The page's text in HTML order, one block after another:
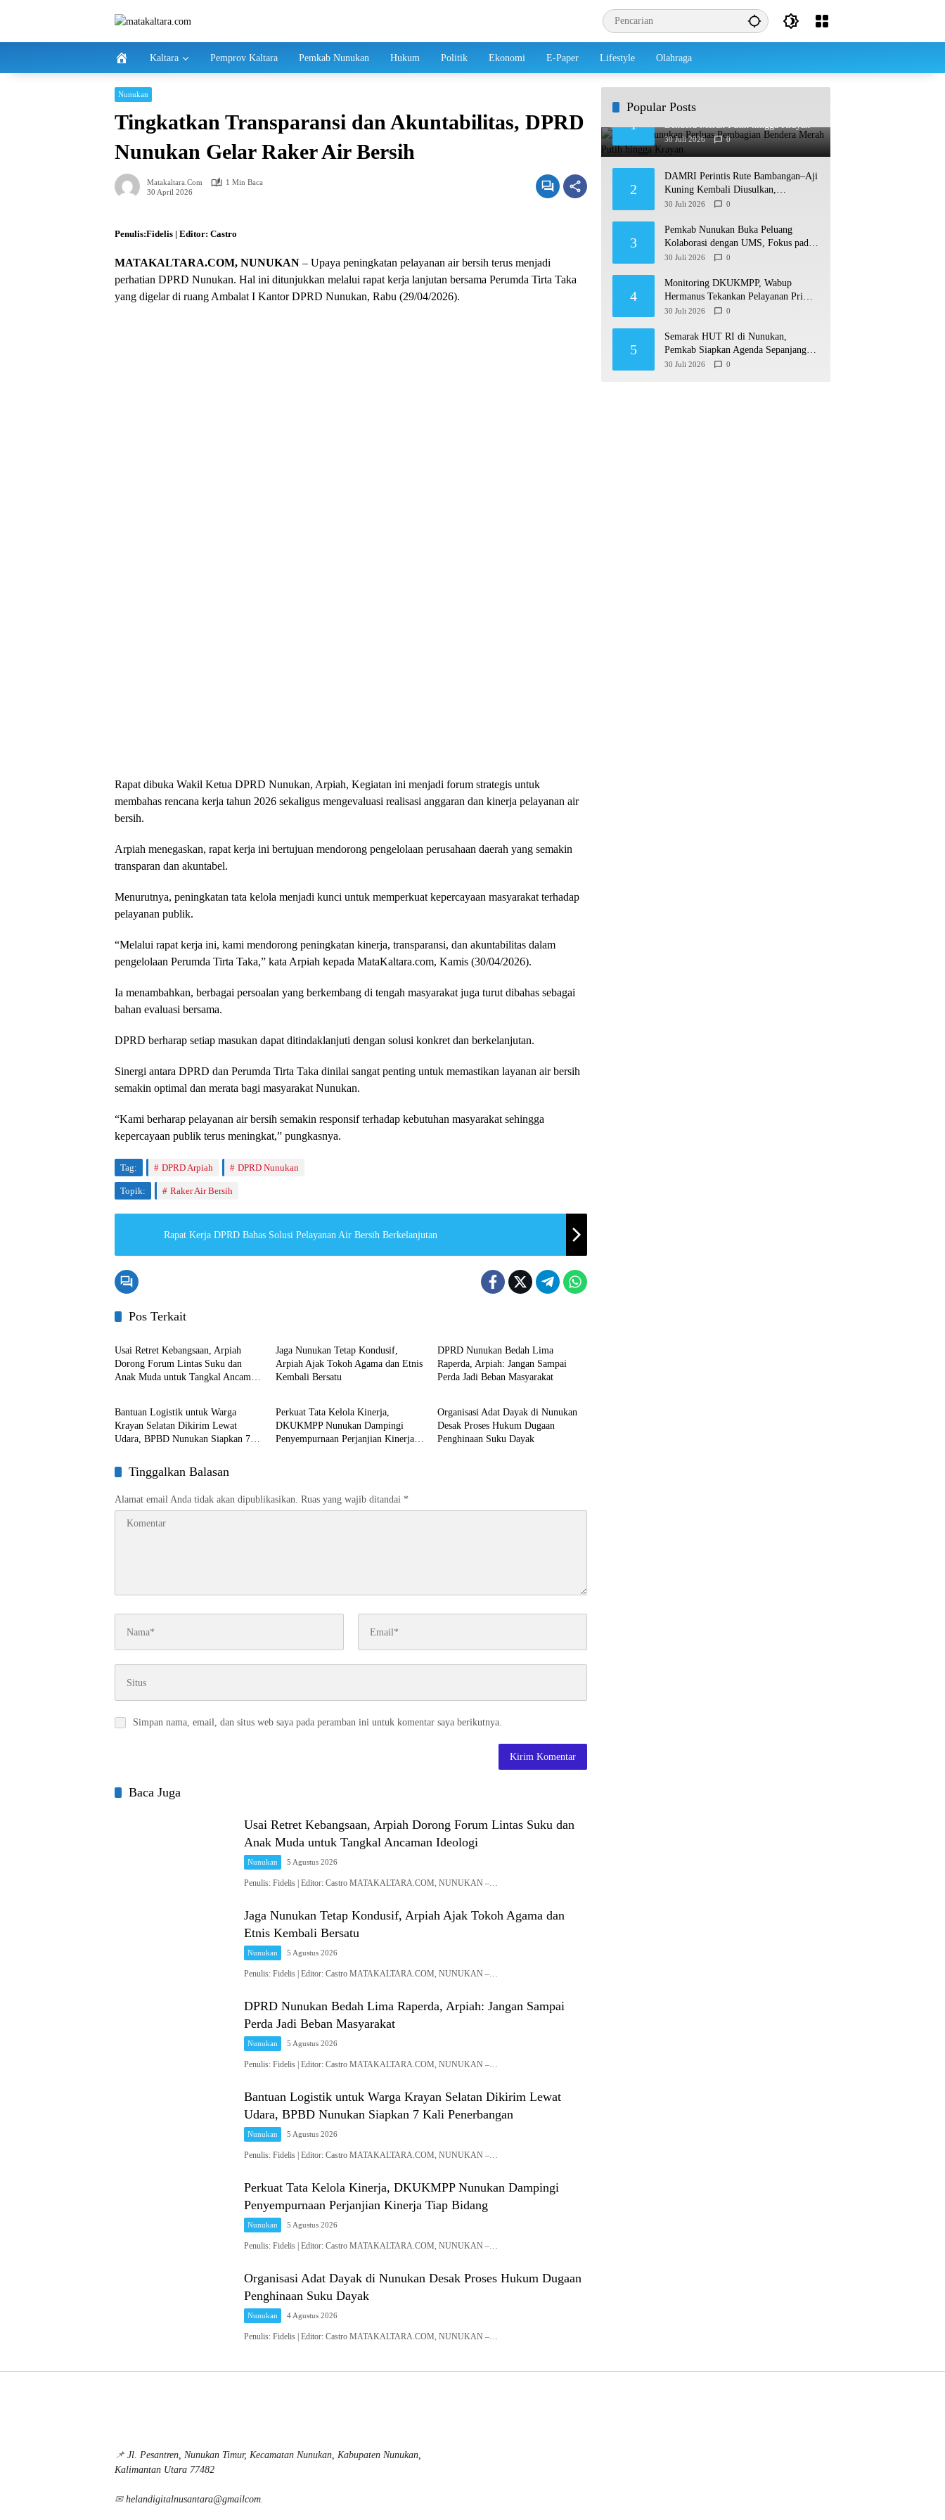
Kaltara Pemprov Kaltara Pemkab Nunukan Hukum Politik Ekonomi E-Paper Lifestyle Olahraga
Nunukan
Tingkatkan Transparansi dan Akuntabilitas, DPRD
Nunukan Gelar Raker Air Bersih
Matakaltara.com
1 Min Baca
30 April 2026
Penulis:Fidelis | Editor: Castro
MATAKALTARA.COM, NUNUKAN – Upaya peningkatan pelayanan air bersih terus menjadi
perhatian DPRD Nunukan. Hal ini ditunjukkan melalui rapat kerja lanjutan bersama Perumda Tirta Taka
yang digelar di ruang Ambalat I Kantor DPRD Nunukan, Rabu (29/04/2026).
Rapat dibuka Wakil Ketua DPRD Nunukan, Arpiah, Kegiatan ini menjadi forum strategis untuk
membahas rencana kerja tahun 2026 sekaligus mengevaluasi realisasi anggaran dan kinerja pelayanan air
bersih.
Arpiah menegaskan, rapat kerja ini bertujuan mendorong pengelolaan perusahaan daerah yang semakin
transparan dan akuntabel.
Menurutnya, peningkatan tata kelola menjadi kunci untuk memperkuat kepercayaan masyarakat terhadap
pelayanan publik.
“Melalui rapat kerja ini, kami mendorong peningkatan kinerja, transparansi, dan akuntabilitas dalam
pengelolaan Perumda Tirta Taka,” kata Arpiah kepada MataKaltara.com, Kamis (30/04/2026).
Ia menambahkan, berbagai persoalan yang berkembang di tengah masyarakat juga turut dibahas sebagai
bahan evaluasi bersama.
DPRD berharap setiap masukan dapat ditindaklanjuti dengan solusi konkret dan berkelanjutan.
Sinergi antara DPRD dan Perumda Tirta Taka dinilai sangat penting untuk memastikan layanan air bersih
semakin optimal dan merata bagi masyarakat Nunukan.
“Kami berharap pelayanan air bersih semakin responsif terhadap kebutuhan masyarakat sehingga
kepercayaan publik terus meningkat,” pungkasnya.
Tag: DPRD Arpiah DPRD Nunukan
Topik: Raker Air Bersih
Rapat Kerja DPRD Bahas Solusi Pelayanan Air Bersih Berkelanjutan
Pos Terkait
Nunukan
Usai Retret Kebangsaan, Arpiah
Dorong Forum Lintas Suku dan
Anak Muda untuk Tangkal Ancaman
Jaga Nunukan Tetap Kondusif,
Arpiah Ajak Tokoh Agama dan Etnis
Kembali Bersatu
DPRD Nunukan Bedah Lima
Raperda, Arpiah: Jangan Sampai
Perda Jadi Beban Masyarakat
Bantuan Logistik untuk Warga
Krayan Selatan Dikirim Lewat
Udara, BPBD Nunukan Siapkan 7
Perkuat Tata Kelola Kinerja,
DKUKMPP Nunukan Dampingi
Penyempurnaan Perjanjian Kinerja
Organisasi Adat Dayak di Nunukan
Desak Proses Hukum Dugaan
Penghinaan Suku Dayak
Tinggalkan Balasan
Alamat email Anda tidak akan dipublikasikan. Ruas yang wajib ditandai *
Simpan nama, email, dan situs web saya pada peramban ini untuk komentar saya berikutnya.
Baca Juga
Usai Retret Kebangsaan, Arpiah Dorong Forum Lintas Suku dan
Anak Muda untuk Tangkal Ancaman Ideologi
Nunukan 5 Agustus 2026
Penulis: Fidelis | Editor: Castro MATAKALTARA.COM, NUNUKAN –…
Jaga Nunukan Tetap Kondusif, Arpiah Ajak Tokoh Agama dan
Etnis Kembali Bersatu
Nunukan 5 Agustus 2026
Penulis: Fidelis | Editor: Castro MATAKALTARA.COM, NUNUKAN –…
DPRD Nunukan Bedah Lima Raperda, Arpiah: Jangan Sampai
Perda Jadi Beban Masyarakat
Nunukan 5 Agustus 2026
Penulis: Fidelis | Editor: Castro MATAKALTARA.COM, NUNUKAN –…
Bantuan Logistik untuk Warga Krayan Selatan Dikirim Lewat
Udara, BPBD Nunukan Siapkan 7 Kali Penerbangan
Nunukan 5 Agustus 2026
Penulis: Fidelis | Editor: Castro MATAKALTARA.COM, NUNUKAN –…
Perkuat Tata Kelola Kinerja, DKUKMPP Nunukan Dampingi
Penyempurnaan Perjanjian Kinerja Tiap Bidang
Nunukan 5 Agustus 2026
Penulis: Fidelis | Editor: Castro MATAKALTARA.COM, NUNUKAN –…
Organisasi Adat Dayak di Nunukan Desak Proses Hukum Dugaan
Penghinaan Suku Dayak
Nunukan 4 Agustus 2026
Penulis: Fidelis | Editor: Castro MATAKALTARA.COM, NUNUKAN –…
Popular Posts
1
Pemkab Nunukan Perluas Pembagian
Bendera Merah Putih hingga Krayan
30 Juli 2026 0
2
DAMRI Perintis Rute Bambangan–Aji
Kuning Kembali Diusulkan,
Ditargetkan Mengaspal pada 2027
30 Juli 2026 0
3
Pemkab Nunukan Buka Peluang
Kolaborasi dengan UMS, Fokus pada
Penguatan Kawasan Perbatasan
30 Juli 2026 0
4
Monitoring DKUKMPP, Wabup
Hermanus Tekankan Pelayanan Prima
dan Program Berdampak
30 Juli 2026 0
5
Semarak HUT RI di Nunukan,
Pemkab Siapkan Agenda Sepanjang
Agustusan
30 Juli 2026 0
📌 Jl. Pesantren, Nunukan Timur, Kecamatan Nunukan, Kabupaten Nunukan,
Kalimantan Utara 77482
✉ helandigitalnusantara@gmailcom.